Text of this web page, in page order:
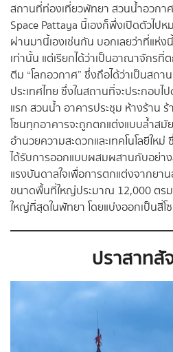
สถานที่ท่องเที่ยวพัทยา สวนน้ำอวกา
Space Pattaya นี้เองก็พึ่งเปิดตัวไปห
ผ่านมานี้เองเช่นกัน บอกเลยว่าที่แห่ง
เท่านั้น แต่เรียกได้ว่าเป็นอาณาจักร
ตีม “โลกอวกาศ” ซึ่งถือได้ว่าเป็นสถ
ประเทศไทย ซึ่งในสถานที่จะประกอบไ
แรก สวนน้ำ อาคารประชุม ห้างร้าน
โซนทุกอาคารจะถูกตกแต่งแบบล้ำส
อำนวยความสะดวกและเทคโนโลยีให
ได้รับการออกแบบผสมผสานกับอย่า
แรงบันดาลใจเพื่อการตกแต่งจากย
ขนาดพื้นที่ใหญ่ประมาณ 12,000 ตรม
ใหญ่ที่สุดในพัทยา โดยแบ่งออกเป็นสี่โ
ปราสาทสั